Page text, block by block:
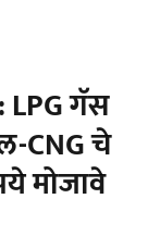
LPG गॅस
CNG चे
मोजावे